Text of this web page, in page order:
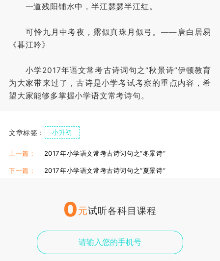
一道残阳铺水中，半江瑟瑟半江红。
可怜九月中考夜，露似真珠月似弓。——唐白居易
《暮江吟》
小学2017年语文常考古诗词句之“秋景诗”伊顿教育
为大家带来过了，古诗是小学考试考察的重点内容，希
望大家能够多掌握小学语文常考诗句。
文章标签： 小升初
上一篇： 2017年小学语文常考古诗词句之“冬景诗”
下一篇： 2017年小学语文常考古诗词句之“夏景诗”
0元试听各科目课程